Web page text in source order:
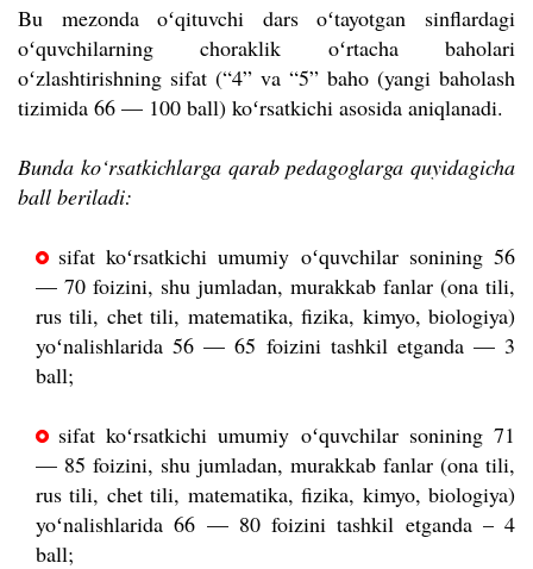
Bu mezonda oʻqituvchi dars oʻtayotgan sinflardagi
oʻquvchilarning choraklik oʻrtacha baholari
oʻzlashtirishning sifat (“4” va “5” baho (yangi baholash
tizimida 66 — 100 ball) koʻrsatkichi asosida aniqlanadi.
Bunda ko‘rsatkichlarga qarab pedagoglarga quyidagicha
ball beriladi:
sifat koʻrsatkichi umumiy oʻquvchilar sonining 56
— 70 foizini, shu jumladan, murakkab fanlar (ona tili,
rus tili, chet tili, matematika, fizika, kimyo, biologiya)
yoʻnalishlarida 56 — 65 foizini tashkil etganda — 3
ball;
sifat koʻrsatkichi umumiy oʻquvchilar sonining 71
— 85 foizini, shu jumladan, murakkab fanlar (ona tili,
rus tili, chet tili, matematika, fizika, kimyo, biologiya)
yoʻnalishlarida 66 — 80 foizini tashkil etganda – 4
ball;